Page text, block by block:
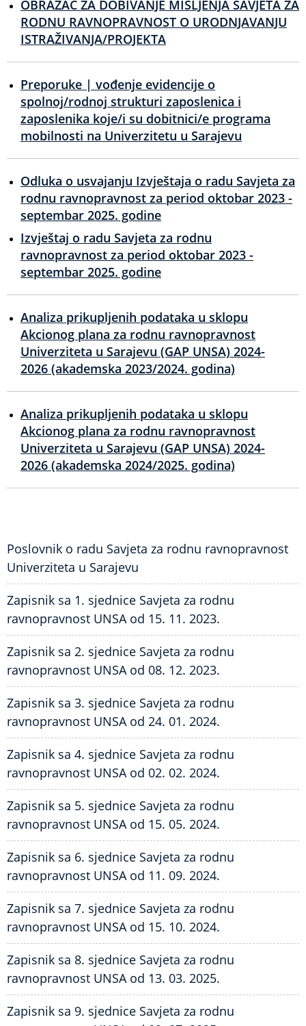
OBRAZAC ZA DOBIVANJE MIŠLJENJA SAVJETA ZA
RODNU RAVNOPRAVNOST O URODNJAVANJU
ISTRAŽIVANJA/PROJEKTA
Preporuke | vođenje evidencije o
spolnoj/rodnoj strukturi zaposlenica i
zaposlenika koje/i su dobitnici/e programa
mobilnosti na Univerzitetu u Sarajevu
Odluka o usvajanju Izvještaja o radu Savjeta za
rodnu ravnopravnost za period oktobar 2023 -
septembar 2025. godine
Izvještaj o radu Savjeta za rodnu
ravnopravnost za period oktobar 2023 -
septembar 2025. godine
Analiza prikupljenih podataka u sklopu
Akcionog plana za rodnu ravnopravnost
Univerziteta u Sarajevu (GAP UNSA) 2024-
2026 (akademska 2023/2024. godina)
Analiza prikupljenih podataka u sklopu
Akcionog plana za rodnu ravnopravnost
Univerziteta u Sarajevu (GAP UNSA) 2024-
2026 (akademska 2024/2025. godina)
Poslovnik o radu Savjeta za rodnu ravnopravnost
Univerziteta u Sarajevu
Zapisnik sa 1. sjednice Savjeta za rodnu
ravnopravnost UNSA od 15. 11. 2023.
Zapisnik sa 2. sjednice Savjeta za rodnu
ravnopravnost UNSA od 08. 12. 2023.
Zapisnik sa 3. sjednice Savjeta za rodnu
ravnopravnost UNSA od 24. 01. 2024.
Zapisnik sa 4. sjednice Savjeta za rodnu
ravnopravnost UNSA od 02. 02. 2024.
Zapisnik sa 5. sjednice Savjeta za rodnu
ravnopravnost UNSA od 15. 05. 2024.
Zapisnik sa 6. sjednice Savjeta za rodnu
ravnopravnost UNSA od 11. 09. 2024.
Zapisnik sa 7. sjednice Savjeta za rodnu
ravnopravnost UNSA od 15. 10. 2024.
Zapisnik sa 8. sjednice Savjeta za rodnu
ravnopravnost UNSA od 13. 03. 2025.
Zapisnik sa 9. sjednice Savjeta za rodnu